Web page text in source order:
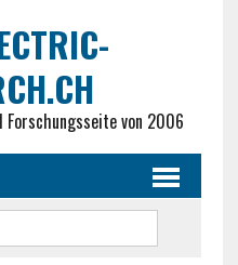
Forschungsseite von 2006